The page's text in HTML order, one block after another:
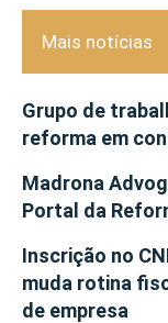
Mais notícias
Grupo de
reforma em
Madrona
Portal da
Inscrição no
muda rotina
de empresa